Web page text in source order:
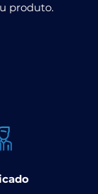
produto.